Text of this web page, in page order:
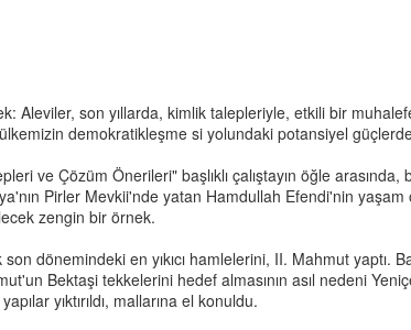
Aleviler, son yıllarda, kimlik talepleriyle, etkili bir
demokratikleşme si yolundaki potansiyel
ve Çözüm Önerileri" başlıklı çalıştayın öğle
Pirler Mevkii'nde yatan Hamdullah Efendi'nin
zengin bir örnek.
dönemindeki en yıkıcı hamlelerini, II. Mahmut
Bektaşi tekkelerini hedef almasının asıl nedeni
yıktırıldı, mallarına el konuldu.